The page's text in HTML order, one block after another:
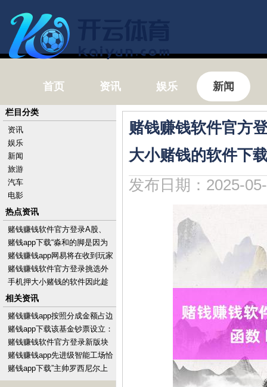
首页 资讯 娱乐 新闻
赌钱赚钱软件官方
大小赌钱的软件下
发布日期：2025-
栏目分类
资讯
娱乐
新闻
旅游
汽车
电影
热点资讯
赌钱赚钱软件官方登录A股、
港股出现急涨急跌-手机押大小
赌钱的软件下载
赌钱app下载“淼和的脚是因为
我才扭的-手机押大小赌钱的软
件下载
赌钱赚钱app网易将在收到玩家
见知后消释封禁-手机押大小赌
钱的软件下载
赌钱赚钱软件官方登录挑选外
衣然而一件很难的事情-手机押
大小赌钱的软件下载
手机押大小赌钱的软件因此趁
着行动期间购买-手机押大小赌
钱的软件下载
相关资讯
赌钱赚钱app按照分成金额占边
界净利润的比重来看-手机押大
小赌钱的软件下
赌钱app下载该基金钞票设立：
股票占净值比2.75%-手机押大
小赌钱的软
赌钱赚钱软件官方登录新版块
还将推出两套＂元流之子＂的
新时装-手机押大小赌
赌钱赚钱app先进级智能工场恰
是在智能工场基础上-手机押大
小赌钱的软件下
赌钱app下载”主帅罗西尼尔上
周暗意-手机押大小赌钱的软件